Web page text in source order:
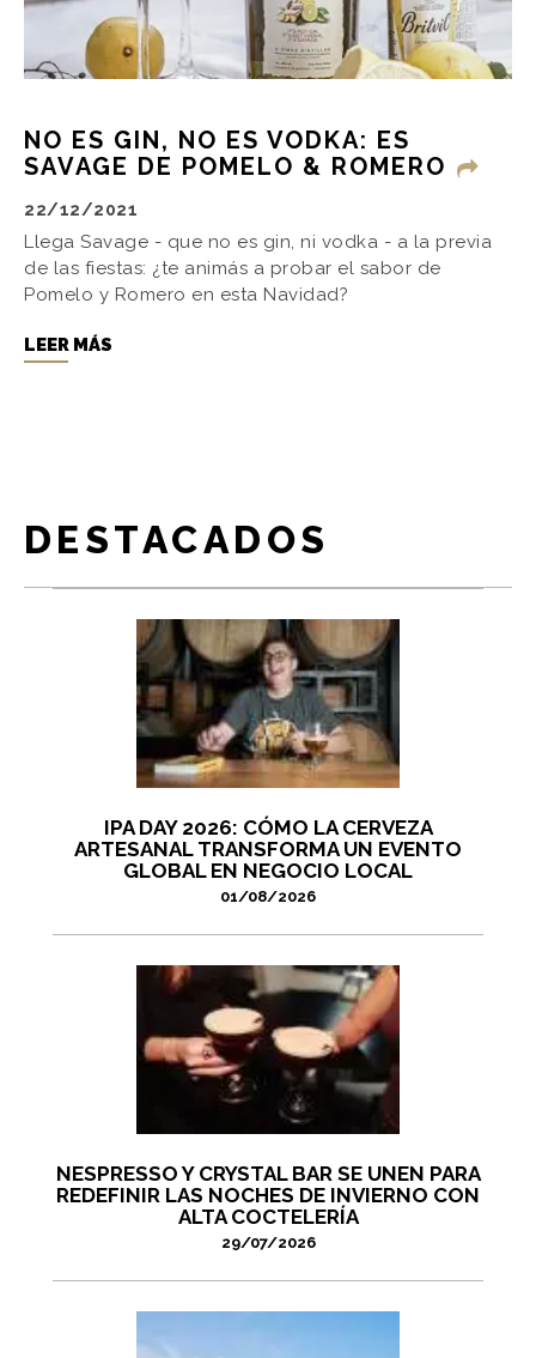
NO ES GIN, NO ES VODKA: ES
SAVAGE DE POMELO & ROMERO
22/12/2021
Llega Savage - que no es gin, ni vodka - a la previa
de las fiestas: ¿te animás a probar el sabor de
Pomelo y Romero en esta Navidad?
LEER MÁS
DESTACADOS
IPA DAY 2026: CÓMO LA CERVEZA
ARTESANAL TRANSFORMA UN EVENTO
GLOBAL EN NEGOCIO LOCAL
01/08/2026
NESPRESSO Y CRYSTAL BAR SE UNEN PARA
REDEFINIR LAS NOCHES DE INVIERNO CON
ALTA COCTELERÍA
29/07/2026